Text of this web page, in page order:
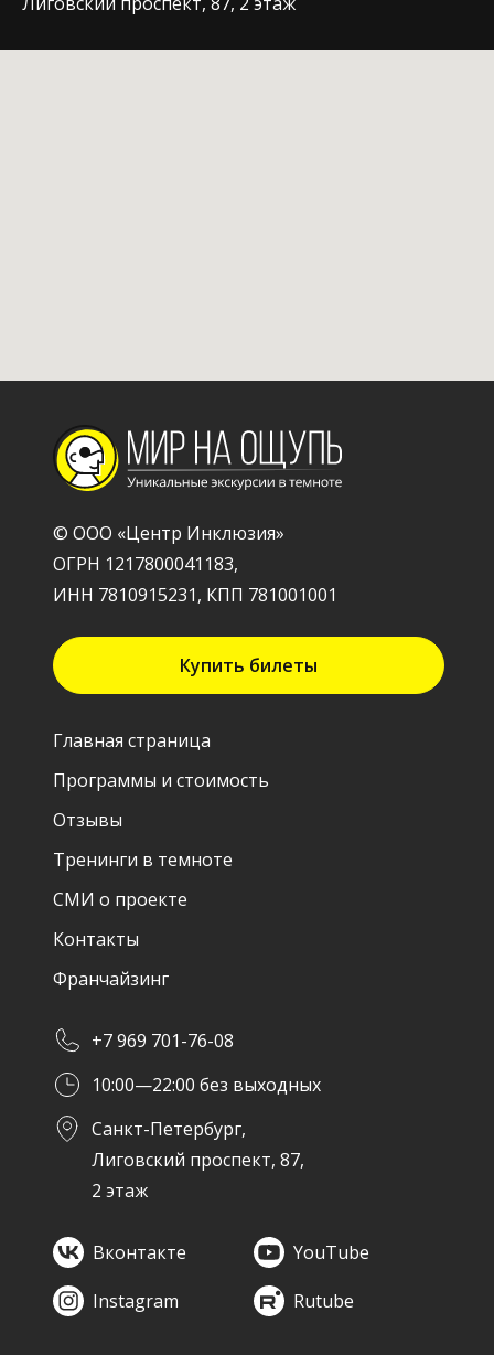
Купить билеты
© ООО «Центр Инклюзия»
ОГРН 1217800041183,
ИНН 7810915231, КПП 781001001
+7 969 701-76-08
Санкт-Петербург,
Лиговский проспект, 87,
2 этаж
Главная страница
Программы и стоимость
Отзывы
Тренинги в темноте
СМИ о проекте
Контакты
Франчайзинг
10:00—22:00 без выходных
Вконтакте
Instagram
YouTube
Rutube